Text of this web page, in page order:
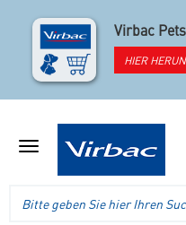
Virbac
HIER
Menü
Virbac